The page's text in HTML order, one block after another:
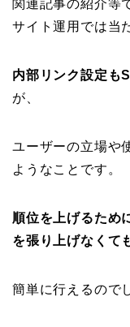
関連記事の紹介等
サイト運用では当
内部リンク設定も
が、
ユーザーの立場や
ようなことです。
順位を上げるため
を張り上げなくて
簡単に行えるので